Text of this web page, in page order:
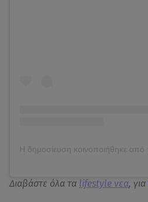
Διαβάστε όλα τα lifestyle νεα, για